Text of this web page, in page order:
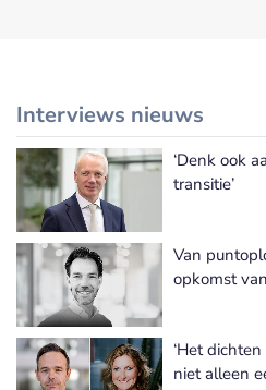
Interviews nieuws
‘Denk ook
transitie’
Van
opkomst
‘Het
niet alleen